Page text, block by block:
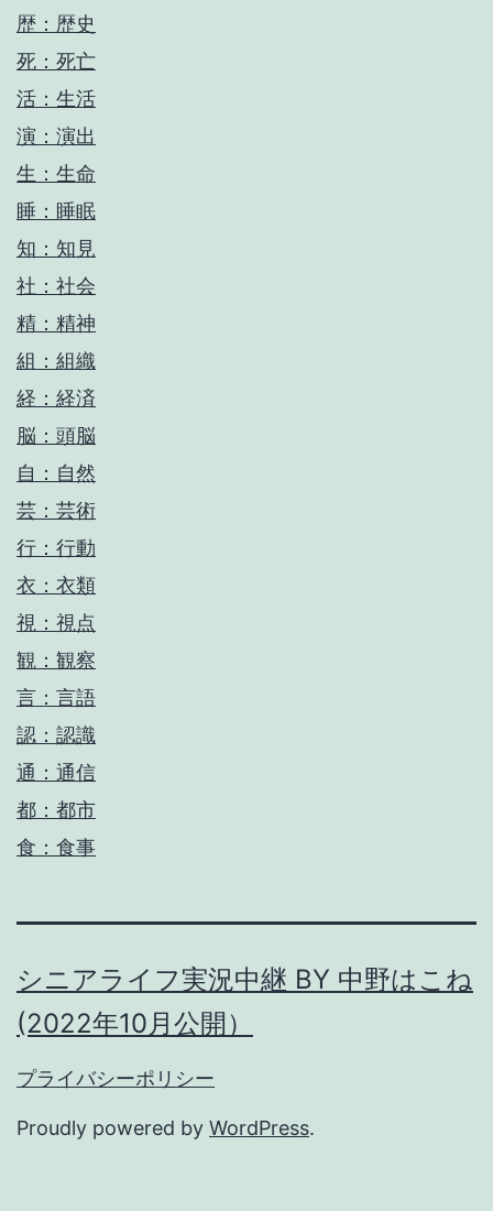
歴：歴史
死：死亡
活：生活
演：演出
生：生命
睡：睡眠
知：知見
社：社会
精：精神
組：組織
経：経済
脳：頭脳
自：自然
芸：芸術
行：行動
衣：衣類
視：視点
観：観察
言：言語
認：認識
通：通信
都：都市
食：食事
シニアライフ実況中継 BY 中野はこね
(2022年10月公開）
プライバシーポリシー
Proudly powered by WordPress.